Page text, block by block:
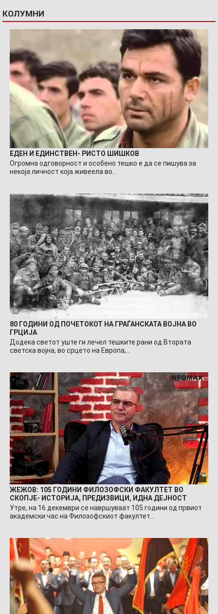
КОЛУМНИ
ЕДЕН И ЕДИНСТВЕН- РИСТО ШИШКОВ
Огромна одговорност и особено тешко е да се пишува за
некоја личност која живеела во…
80 ГОДИНИ ОД ПОЧЕТОКОТ НА ГРАЃАНСКАТА ВОЈНА ВО
ГРЦИЈА
Додека светот уште ги лечел тешките рани од Втората
светска војна, во срцето на Европа,…
ЖЕЖОВ: 105 ГОДИНИ ФИЛОЗОФСКИ ФАКУЛТЕТ ВО
СКОПЈЕ- ИСТОРИЈА, ПРЕДИЗВИЦИ, ИДНА ДЕЈНОСТ
Утре, на 16 декември се навршуваат 105 години од првиот
академски час на Филозофскиот факултет…